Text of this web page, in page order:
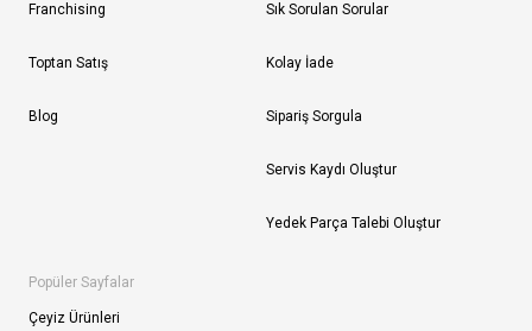
Franchising
Toptan Satış
Blog
Sık Sorulan Sorular
Kolay İade
Sipariş Sorgula
Servis Kaydı Oluştur
Yedek Parça Talebi Oluştur
Popüler Sayfalar
Çeyiz Ürünleri